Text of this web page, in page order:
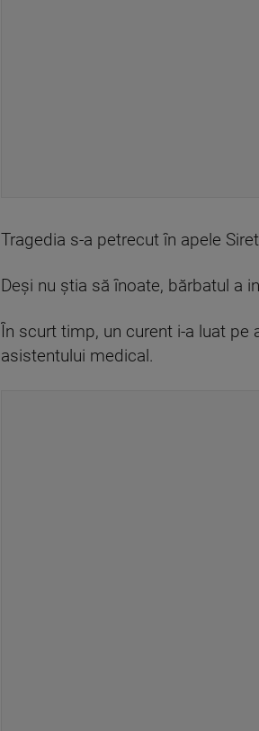
Tragedia s-a petrecut în apele
Deși nu știa să înoate, bărbatul a
În scurt timp, un curent i-a luat
asistentului medical.